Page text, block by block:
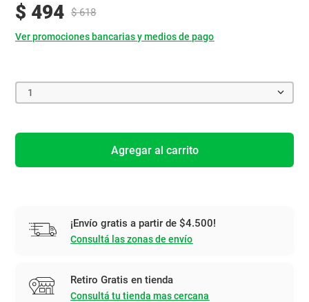
$ 494 $ 618
Ver promociones bancarias y medios de pago
1
Agregar al carrito
¡Envío gratis a partir de $4.500!
Consultá las zonas de envío
Retiro Gratis en tienda
Consultá tu tienda mas cercana